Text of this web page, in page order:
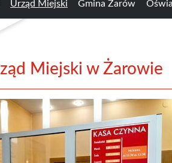
Urząd Miejski Gmina Żarów
Miejski w Żarowie